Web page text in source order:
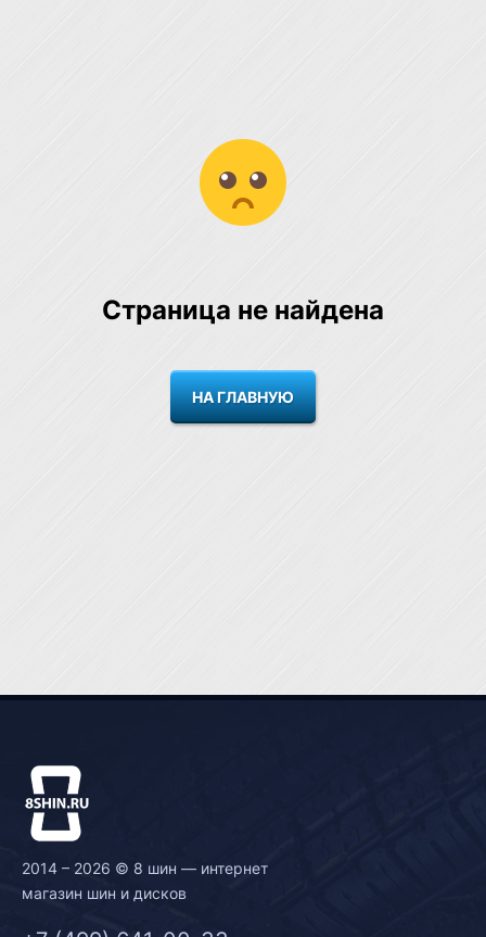
Страница не найдена
НА ГЛАВНУЮ
2014 – 2026 © 8 шин — интернет
магазин шин и дисков